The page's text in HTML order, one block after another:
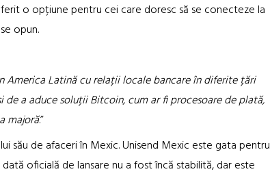
o opțiune pentru cei care doresc să se conecteze la
opun.
America Latină cu relații locale bancare în diferite țări
de a aduce soluții Bitcoin, cum ar fi procesoare de plată,
majoră.”
său de afaceri în Mexic. Unisend Mexic este gata pentru
oficială de lansare nu a fost încă stabilită, dar este